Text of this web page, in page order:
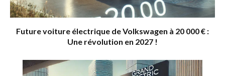
Future voiture électrique de Volkswagen à 20 000 € :
Une révolution en 2027 !